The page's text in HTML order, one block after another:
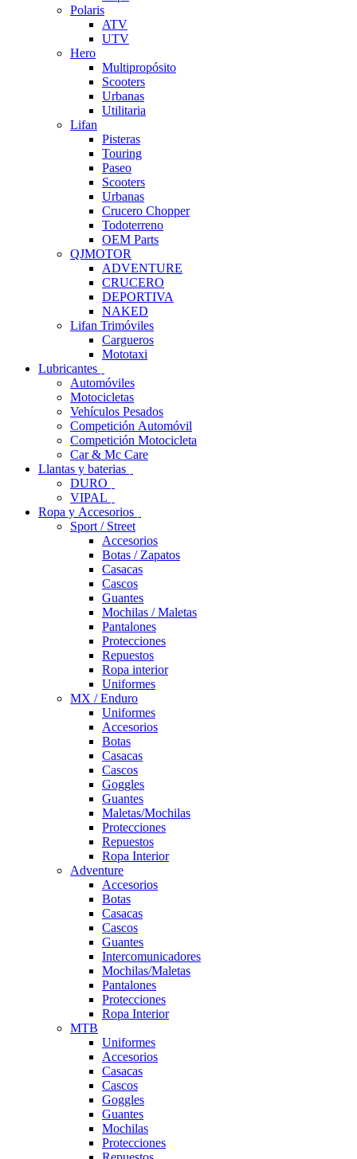
Polaris
ATV
UTV
Hero
Multipropósito
Scooters
Urbanas
Utilitaria
Lifan
Pisteras
Touring
Paseo
Scooters
Urbanas
Crucero Chopper
Todoterreno
OEM Parts
QJMOTOR
ADVENTURE
CRUCERO
DEPORTIVA
NAKED
Lifan Trimóviles
Cargueros
Mototaxi
Lubricantes
Automóviles
Motocicletas
Vehículos Pesados
Competición Automóvil
Competición Motocicleta
Car & Mc Care
Llantas y baterias
DURO
VIPAL
Ropa y Accesorios
Sport / Street
Accesorios
Botas / Zapatos
Casacas
Cascos
Guantes
Mochilas / Maletas
Pantalones
Protecciones
Repuestos
Ropa interior
Uniformes
MX / Enduro
Uniformes
Accesorios
Botas
Casacas
Cascos
Goggles
Guantes
Maletas/Mochilas
Protecciones
Repuestos
Ropa Interior
Adventure
Accesorios
Botas
Casacas
Cascos
Guantes
Intercomunicadores
Mochilas/Maletas
Pantalones
Protecciones
Ropa Interior
MTB
Uniformes
Accesorios
Casacas
Cascos
Goggles
Guantes
Mochilas
Protecciones